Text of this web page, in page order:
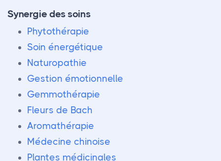
Synergie des soins
Phytothérapie
Soin énergétique
Naturopathie
Gestion émotionnelle
Gemmothérapie
Fleurs de Bach
Aromathérapie
Médecine chinoise
Plantes médicinales